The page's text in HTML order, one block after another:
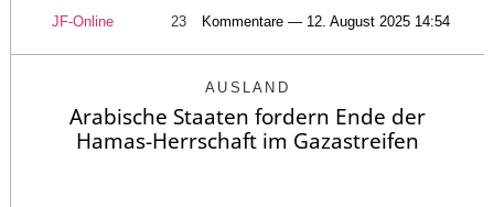
JF-Online 23 Kommentare — 12. August 2025 14:54
AUSLAND
Arabische Staaten fordern Ende der
Hamas-Herrschaft im Gazastreifen